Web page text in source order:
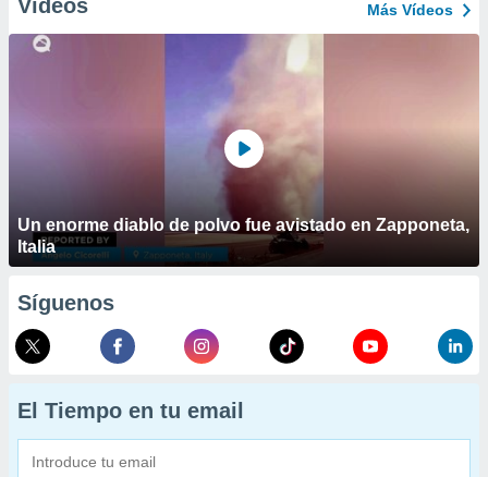
Vídeos Más Vídeos
Un enorme diablo de polvo fue avistado en Zapponeta,
Italia
Síguenos
El Tiempo en tu email